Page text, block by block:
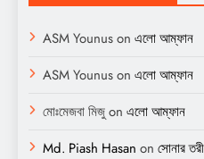
ASM Younuson এলো আম্ফান
ASM Younuson এলো আম্ফান
মোঃমেজবা মিজুon এলো আম্ফান
Md. Piash Hasan on সোনার